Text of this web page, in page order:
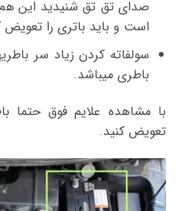
صدای تق تق شنیدید این
است و باید باتری را تعویض
سولفاته کردن زیاد سر
باطری میباشد.
با مشاهده علایم فوق حتما
تعویض کنید.